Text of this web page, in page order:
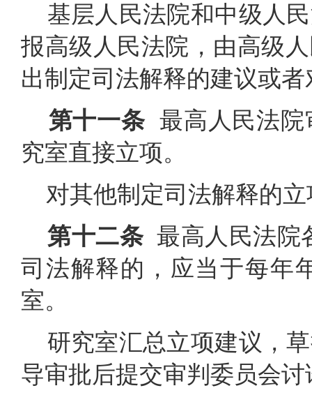
基层人民法院和中级人
报高级人民法院，由高级
出制定司法解释的建议或
第十一条 最高人民法
究室直接立项。
对其他制定司法解释的立
第十二条最高人民法院
司法解释的，应当于每年
室。
研究室汇总立项建议，
导审批后提交审判委员会